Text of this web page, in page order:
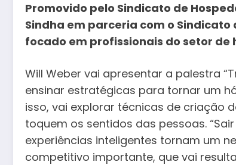
Promovido pelo Sindicato de
Sindha em parceria com o Sindicato
focado em profissionais do setor de
Will Weber vai apresentar a palestra
ensinar estratégicas para tornar um
isso, vai explorar técnicas de criação
toquem os sentidos das pessoas.
experiências inteligentes tornam um
competitivo importante, que vai